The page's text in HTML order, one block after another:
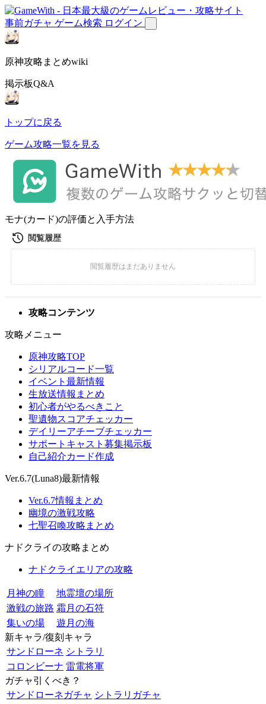
事前ガチャ ゲーム検索 ログイン
原神攻略まとめwiki
掲示板Q&A
トップに戻る
ゲーム攻略一覧を見る
モナ(カード)の評価と入手方法
攻略コンテンツ
攻略メニュー
原神攻略TOP
シリアルコード一覧
イベント最新情報
生放送情報まとめ
初心者がやるべきこと
聖遺物スコアチェッカー
デイリーアチーブチェッカー
サポートキャスト募集掲示板
自己紹介カード作成
Ver.6.7(Luna8)最新情報
Ver.6.7情報まとめ
幽境の激戦攻略
七聖召喚攻略まとめ
ナドクライの攻略まとめ
ナドクライエリアの攻略
月神の瞳
地霊壇の場所
激戦の旅路 霜月の石符
集いの場
遊月の海
新キャラ/復刻キャラ
サンドローネ シトラリ
コロンビーナ 雷電将軍
ガチャ引くべき？
サンドローネガチャ シトラリガチャ